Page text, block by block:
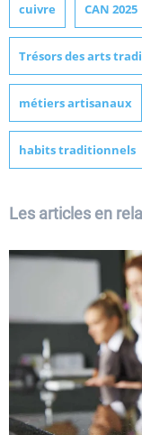
cuivre CAN 2025
Trésors des arts
métiers artisanaux
habits traditionnels
Les articles en